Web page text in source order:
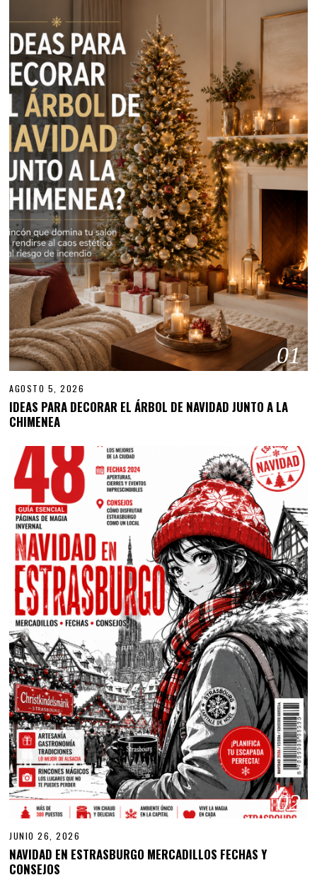
01
AGOSTO 5, 2026
IDEAS PARA DECORAR EL ÁRBOL DE NAVIDAD JUNTO A LA
CHIMENEA
02
JUNIO 26, 2026
NAVIDAD EN ESTRASBURGO MERCADILLOS FECHAS Y
CONSEJOS